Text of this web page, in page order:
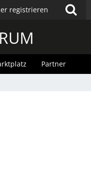
registrieren
Partner